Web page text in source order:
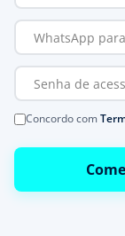
Concordo com